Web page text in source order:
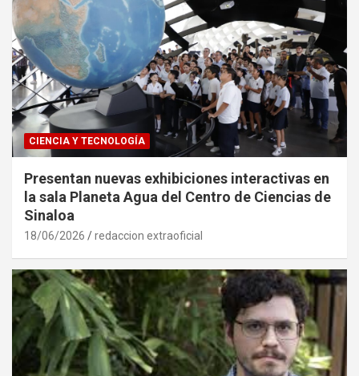
CIENCIA Y TECNOLOGÍA
Presentan nuevas exhibiciones interactivas en
la sala Planeta Agua del Centro de Ciencias de
Sinaloa
18/06/2026 redaccion extraoficial